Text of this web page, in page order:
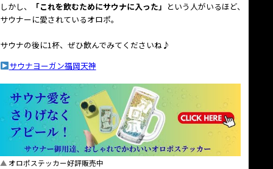
しかし、 「これを飲むためにサウナに入った」 という人がいるほど、
サウナーに愛されているオロポ。
サウナの後に1杯、ぜひ飲んでみてくださいね♪
サウナヨーガン福岡天神
オロポステッカー好評販売中